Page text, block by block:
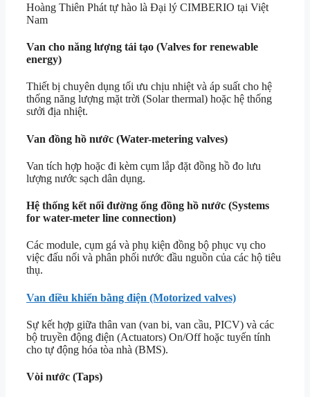
Hoàng Thiên Phát tự hào là Đại lý CIMBERIO tại Việt
Nam
Van cho năng lượng tái tạo (Valves for renewable
energy)
Thiết bị chuyên dụng tối ưu chịu nhiệt và áp suất cho hệ
thống năng lượng mặt trời (Solar thermal) hoặc hệ thống
sưởi địa nhiệt.
Van đồng hồ nước (Water-metering valves)
Van tích hợp hoặc đi kèm cụm lắp đặt đồng hồ đo lưu
lượng nước sạch dân dụng.
Hệ thống kết nối đường ống đồng hồ nước (Systems
for water-meter line connection)
Các module, cụm gá và phụ kiện đồng bộ phục vụ cho
việc đấu nối và phân phối nước đầu nguồn của các hộ tiêu
thụ.
Van điều khiển bằng điện (Motorized valves)
Sự kết hợp giữa thân van (van bi, van cầu, PICV) và các
bộ truyền động điện (Actuators) On/Off hoặc tuyến tính
cho tự động hóa tòa nhà (BMS).
Vòi nước (Taps)